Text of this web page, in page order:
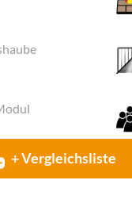
+ Vergleichsliste